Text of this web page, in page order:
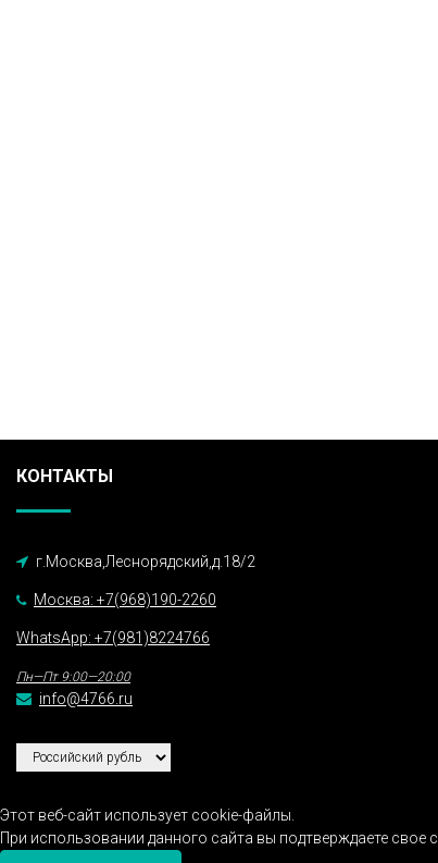
КОНТАКТЫ
г.Москва,Леснорядский,д.18/2
Москва: +7(968)190-2260
WhatsApp: +7(981)8224766
Пн—Пт 9:00—20:00
info@4766.ru
Этот веб-сайт использует cookie-файлы.
При использовании данного сайта вы подтверждаете